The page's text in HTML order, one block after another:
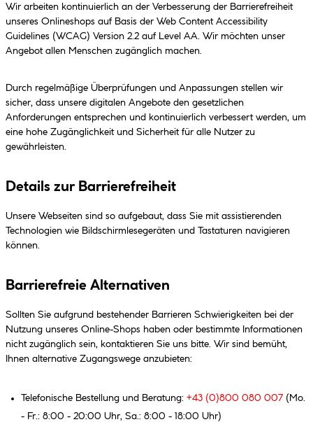
Wir arbeiten kontinuierlich an der Verbesserung der Barrierefreiheit
unseres Onlineshops auf Basis der Web Content Accessibility
Guidelines (WCAG) Version 2.2 auf Level AA. Wir möchten unser
Angebot allen Menschen zugänglich machen.
Durch regelmäßige Überprüfungen und Anpassungen stellen wir
sicher, dass unsere digitalen Angebote den gesetzlichen
Anforderungen entsprechen und kontinuierlich verbessert werden, um
eine hohe Zugänglichkeit und Sicherheit für alle Nutzer zu
gewährleisten.
Details zur Barrierefreiheit
Unsere Webseiten sind so aufgebaut, dass Sie mit assistierenden
Technologien wie Bildschirmlesegeräten und Tastaturen navigieren
können.
Barrierefreie Alternativen
Sollten Sie aufgrund bestehender Barrieren Schwierigkeiten bei der
Nutzung unseres Online-Shops haben oder bestimmte Informationen
nicht zugänglich sein, kontaktieren Sie uns bitte. Wir sind bemüht,
Ihnen alternative Zugangswege anzubieten:
Telefonische Bestellung und Beratung: +43 (0)800 080 007 (Mo.
- Fr.: 8:00 - 20:00 Uhr, Sa.: 8:00 - 18:00 Uhr)